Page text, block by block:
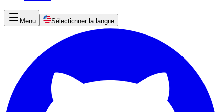
Menu Sélectionner la langue